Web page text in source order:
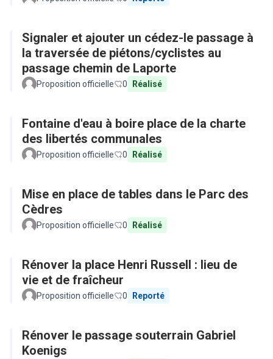
Signaler et ajouter un cédez-le passage à
la traversée de piétons/cyclistes au
passage chemin de Laporte
Proposition officielle 0 Réalisé
Fontaine d'eau à boire place de la charte
des libertés communales
Proposition officielle 0 Réalisé
Mise en place de tables dans le Parc des
Cèdres
Proposition officielle 0 Réalisé
Rénover la place Henri Russell : lieu de
vie et de fraîcheur
Proposition officielle 0 Reporté
Rénover le passage souterrain Gabriel
Koenigs